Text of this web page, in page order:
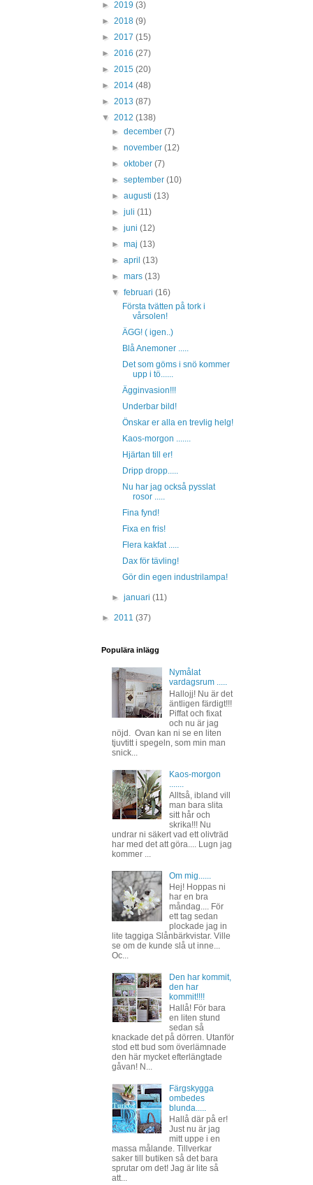
► 2019 (3)
► 2018 (9)
► 2017 (15)
► 2016 (27)
► 2015 (20)
► 2014 (48)
► 2013 (87)
▼ 2012 (138)
►december(7)
►november(12)
►oktober(7)
►september(10)
►augusti(13)
►juli(11)
►juni(12)
►maj(13)
►april(13)
►mars(13)
▼februari(16)
Första tvätten på tork i
vårsolen!
ÄGG! ( igen..)
Blå Anemoner .....
Det som göms i snö kommer
upp i tö......
Ägginvasion!!!
Underbar bild!
Önskar er alla en trevlig helg!
Kaos-morgon .......
Hjärtan till er!
Dripp dropp.....
Nu har jag också pysslat
rosor .....
Fina fynd!
Fixa en fris!
Flera kakfat .....
Dax för tävling!
Gör din egen industrilampa!
►januari(11)
► 2011 (37)
Populära inlägg
Nymålat
vardagsrum .....
Hallojj! Nu är det
äntligen färdigt!!!
Piffat och fixat
och nu är jag
nöjd. Ovan kan ni se en liten
tjuvtitt i spegeln, som min man
snick...
Kaos-morgon
Alltså, ibland vill
man bara slita
sitt hår och
skrika!!! Nu
undrar ni säkert vad ett olivträd
har med det att göra.... Lugn jag
kommer ...
Om mig......
Hej! Hoppas ni
har en bra
måndag.... För
ett tag sedan
plockade jag in
lite taggiga Slånbärkvistar. Ville
se om de kunde slå ut inne...
Oc...
Den har kommit,
den har
kommit!!!!
Hallå! För bara
en liten stund
sedan så
knackade det på dörren. Utanför
stod ett bud som överlämnade
den här mycket efterlängtade
gåvan! N...
Färgskygga
ombedes
blunda.....
Hallå där på er!
Just nu är jag
mitt uppe i en
massa målande. Tillverkar
saker till butiken så det bara
sprutar om det! Jag är lite så
att...